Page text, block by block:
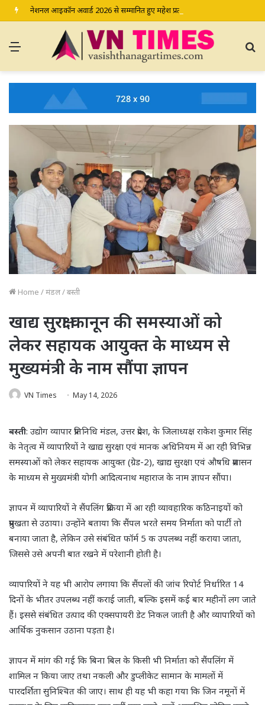
नेशनल आइकॉन अवार्ड 2026 से सम्मानित हुए महेश प्रताप श्रीवास्तव
Menu
Home /मंडल/बस्ती
खाद्य सुरक्षा कानून की समस्याओं को
लेकर सहायक आयुक्त के माध्यम से
मुख्यमंत्री के नाम सौंपा ज्ञापन
VN Times May 14, 2026
बस्ती: उद्योग व्यापार प्रतिनिधि मंडल, उत्तर प्रदेश, के जिलाध्यक्ष राकेश कुमार सिंह
के नेतृत्व में व्यापारियों ने खाद्य सुरक्षा एवं मानक अधिनियम में आ रही विभिन्न
समस्याओं को लेकर सहायक आयुक्त (ग्रेड-2), खाद्य सुरक्षा एवं औषधि प्रशासन
के माध्यम से मुख्यमंत्री योगी आदित्यनाथ महाराज के नाम ज्ञापन सौंपा।
ज्ञापन में व्यापारियों ने सैंपलिंग प्रक्रिया में आ रही व्यावहारिक कठिनाइयों को
प्रमुखता से उठाया। उन्होंने बताया कि सैंपल भरते समय निर्माता को पार्टी तो
बनाया जाता है, लेकिन उसे संबंधित फॉर्म 5 क उपलब्ध नहीं कराया जाता,
जिससे उसे अपनी बात रखने में परेशानी होती है।
व्यापारियों ने यह भी आरोप लगाया कि सैंपलों की जांच रिपोर्ट निर्धारित 14
दिनों के भीतर उपलब्ध नहीं कराई जाती, बल्कि इसमें कई बार महीनों लग जाते
हैं। इससे संबंधित उत्पाद की एक्सपायरी डेट निकल जाती है और व्यापारियों को
आर्थिक नुकसान उठाना पड़ता है।
ज्ञापन में मांग की गई कि बिना बिल के किसी भी निर्माता को सैंपलिंग में
शामिल न किया जाए तथा नकली और डुप्लीकेट सामान के मामलों में
पारदर्शिता सुनिश्चित की जाए। साथ ही यह भी कहा गया कि जिन नमूनों में